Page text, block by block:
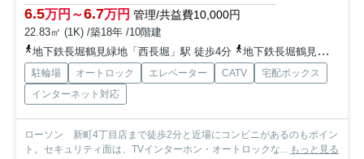
6.5万円～6.7万円 管理/共益費10,000円
22.83㎡ (1K) /築18年 /10階建
地下鉄長堀鶴見緑地「西長堀」駅 徒歩4分
地下鉄長堀鶴見緑地「西大橋」駅 徒歩10分
駐輪場 オートロック エレベーター CATV
宅配ボックス
インターネット対応
ローソン 新町4丁目店まで徒歩2分と近場にコンビニがあるのもポイン
ト。セキュリティ面は、TVインターホン・オートロックな...
もっと見る